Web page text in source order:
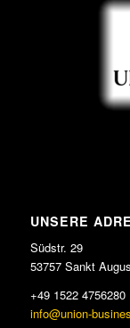
UNSERE
Südstr. 29
53757 Sankt
+49 1522 4756280
info@union-